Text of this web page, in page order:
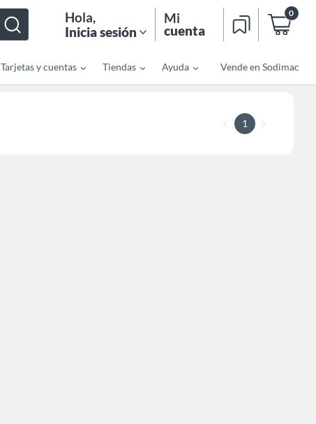
Hola,
Inicia sesión
Mi
cuenta
0
Tarjetas y cuentas Tiendas Ayuda Vende en Sodimac
1